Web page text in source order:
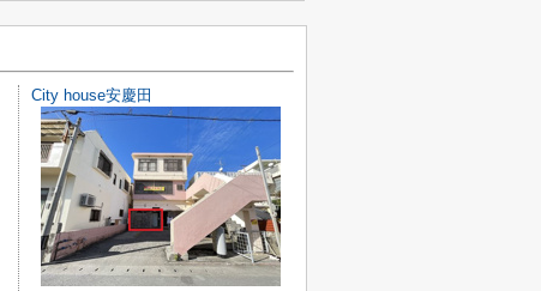
City house安慶田